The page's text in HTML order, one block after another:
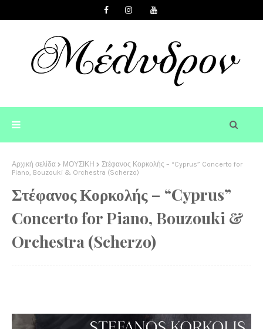
Αρχική σελίδα ΜΟΥΣΙΚΗ
Στέφανος Κορκολής – “Cyprus” Concerto for
Piano, Bouzouki & Orchestra (Scherzo)
Στέφανος Κορκολής – “Cyprus”
Concerto for Piano, Bouzouki &
Orchestra (Scherzo)